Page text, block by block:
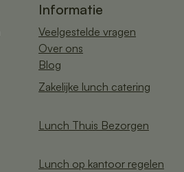
Informatie
Veelgestelde vragen
Over ons
Blog
Zakelijke lunch catering
Lunch Thuis Bezorgen
Lunch op kantoor regelen